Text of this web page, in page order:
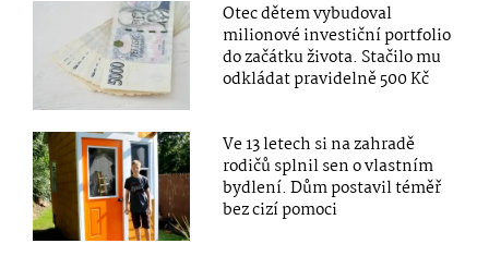
Otec dětem vybudoval
milionové investiční portfolio
do začátku života. Stačilo mu
odkládat pravidelně 500 Kč
Ve 13 letech si na zahradě
rodičů splnil sen o vlastním
bydlení. Dům postavil téměř
bez cizí pomoci